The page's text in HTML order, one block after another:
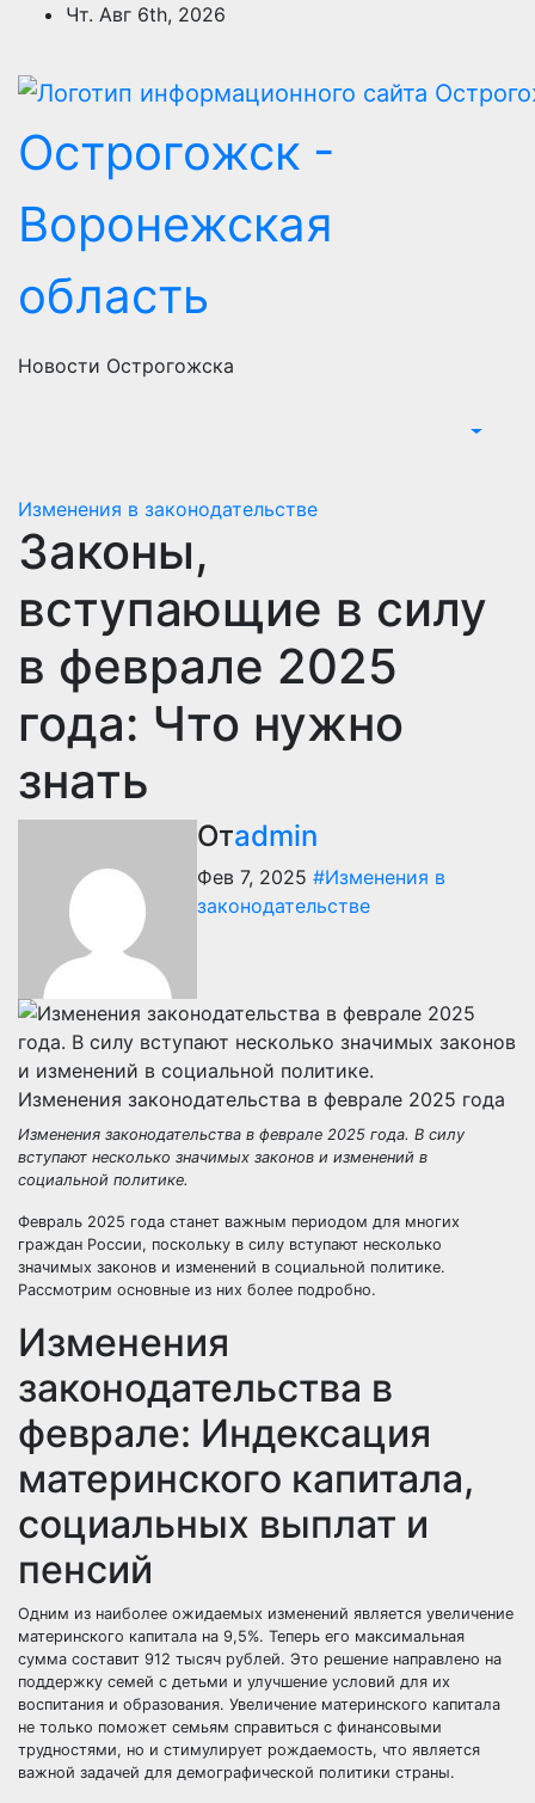
Перейти
содержимому
Чт. Авг 6th, 2026
Острогожск -
Воронежская
область
Новости Острогожска
Изменения в законодательстве
Законы,
вступающие в силу
в феврале 2025
года: Что нужно
знать
Отadmin
Фев 7, 2025 #Изменения в
законодательстве
Изменения законодательства в феврале 2025 года
Изменения законодательства в феврале 2025 года. В силу
вступают несколько значимых законов и изменений в
социальной политике.
Февраль 2025 года станет важным периодом для многих
граждан России, поскольку в силу вступают несколько
значимых законов и изменений в социальной политике.
Рассмотрим основные из них более подробно.
Изменения
законодательства в
феврале: Индексация
материнского капитала,
социальных выплат и
пенсий
Одним из наиболее ожидаемых изменений является увеличение
материнского капитала на 9,5%. Теперь его максимальная
сумма составит 912 тысяч рублей. Это решение направлено на
поддержку семей с детьми и улучшение условий для их
воспитания и образования. Увеличение материнского капитала
не только поможет семьям справиться с финансовыми
трудностями, но и стимулирует рождаемость, что является
важной задачей для демографической политики страны.